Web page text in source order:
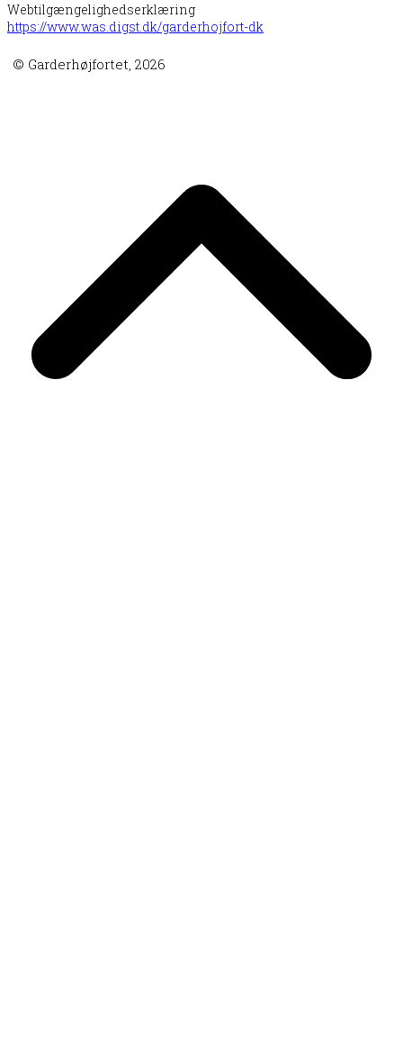
Webtilgængelighedserklæring
https://www.was.digst.dk/garderhojfort-dk
© Garderhøjfortet, 2026